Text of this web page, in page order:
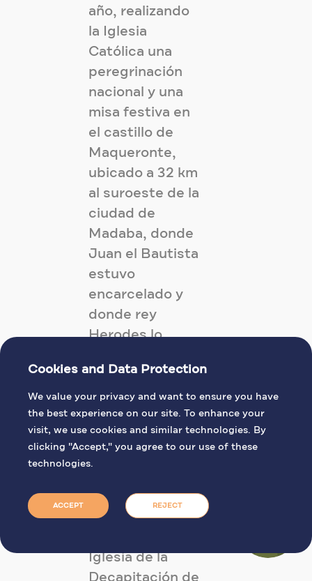
año, realizando
la Iglesia
Católica una
peregrinación
nacional y una
misa festiva en
el castillo de
Maqueronte,
ubicado a 32 km
al suroeste de la
ciudad de
Madaba, donde
Juan el Bautista
estuvo
encarcelado y
donde rey
Herodes lo
evidencia
histórica y
tradiciones
religiosas.
la ciudad de
Madaba, se
Iglesia de la
Decapitación de
Cookies and Data Protection
We value your privacy and want to ensure you have
the best experience on our site. To enhance your
visit, we use cookies and similar technologies. By
clicking "Accept," you agree to our use of these
technologies.
ACCEPT REJECT